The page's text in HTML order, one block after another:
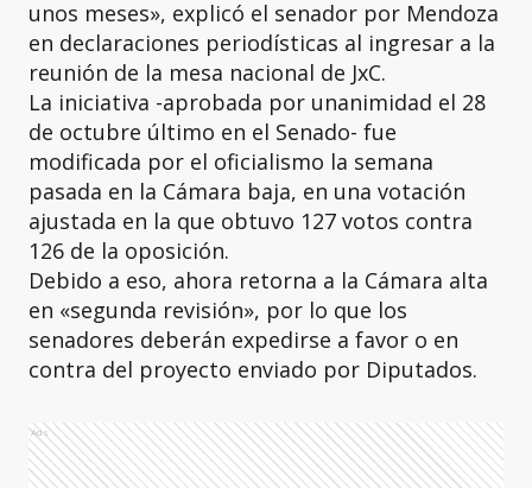
unos meses», explicó el senador por Mendoza
en declaraciones periodísticas al ingresar a la
reunión de la mesa nacional de JxC.
La iniciativa -aprobada por unanimidad el 28
de octubre último en el Senado- fue
modificada por el oficialismo la semana
pasada en la Cámara baja, en una votación
ajustada en la que obtuvo 127 votos contra
126 de la oposición.
Debido a eso, ahora retorna a la Cámara alta
en «segunda revisión», por lo que los
senadores deberán expedirse a favor o en
contra del proyecto enviado por Diputados.
Ads